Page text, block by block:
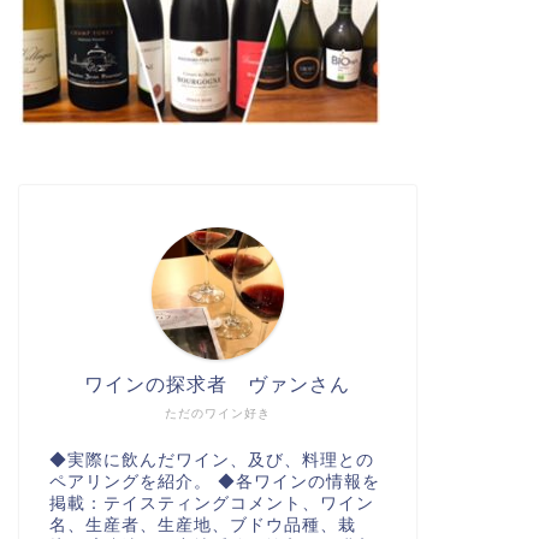
ただのワイン好き
ワインの探求者 ヴァンさん
◆実際に飲んだワイン、及び、料理との
ペアリングを紹介。 ◆各ワインの情報を
掲載：テイスティングコメント、ワイン
名、生産者、生産地、ブドウ品種、栽